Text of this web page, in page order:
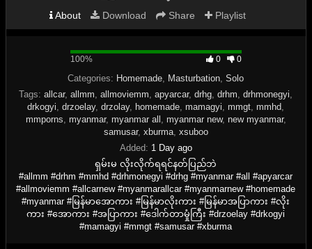
About Download Share Playlist
100%
100% 0 0
Categories: Homemade Masturbation ,Solo
Tags:allcar,allmm ,allmoviemm ,apyarcar,drhg ,drhm ,drhmonegyi
drkogyi ,drzoelay,drzolay, homemade ,mamagyi ,mmgt ,mmhd
mmporns myanmar, myanmar all myanmar new, new myanmar,
samusar, xburma, xsuboo
Added: 1 Day ago
ရှမ်းမ လိုးလိုက်ရရင်နတ်ပြည်ဘဲ
#allmm #drhm #mmhd #drhmonegyi #drhg #myanmar #all #apyarcar
#allmoviemm #allcarnew #myanmarallcar #myanmarnew #homemade
#myanmar #မြန်မာအောကား #မြန်မာလိုးကား #မြန်မာအပြာကား #လိုး
ကား #အောကား #အပြာကား #ဒေါက်တာမှုံကြီး #drzoelay #drkogyi
#mamagyi #mmgt #samusar #xburma